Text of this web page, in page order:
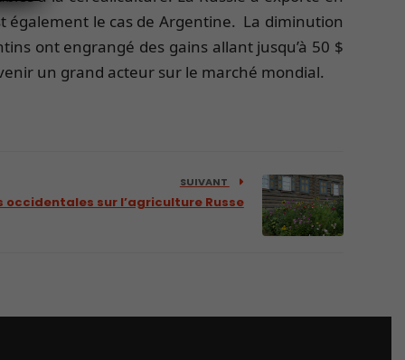
également le cas de Argentine. La diminution
ont engrangé des gains allant jusqu’à 50 $
un grand acteur sur le marché mondial.
SUIVANT
sur l’agriculture Russe